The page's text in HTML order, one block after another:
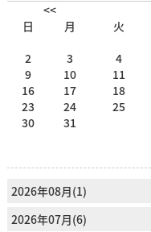
<<
日
月 火
2
3 4
9
10 11
16
17 18
23
24 25
30
31
2026年08月(1)
2026年07月(6)